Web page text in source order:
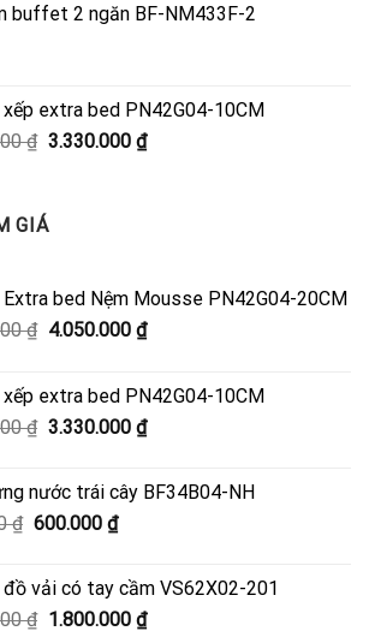
4.500.000 ₫.là:
buffet 2 ngăn BF-NM433F-2
extra bed PN42G04-10CM
₫ Giá
3.700.000 ₫.
3.330.000 ₫Giá
GIÁ
bed Nệm Mousse PN42G04-20CM
₫ Giá
4.500.000 ₫.
4.050.000 ₫Giá
là:
4.050.000 ₫.
extra bed PN42G04-10CM
₫ Giá
3.700.000 ₫.
3.330.000 ₫Giá
là:
nước trái cây BF34B04-NH
₫ Giá
950.000 ₫.
600.000 ₫Giá
là:
600.000 ₫.
vải có tay cầm VS62X02-201
₫ Giá
1.800.000 ₫Giá